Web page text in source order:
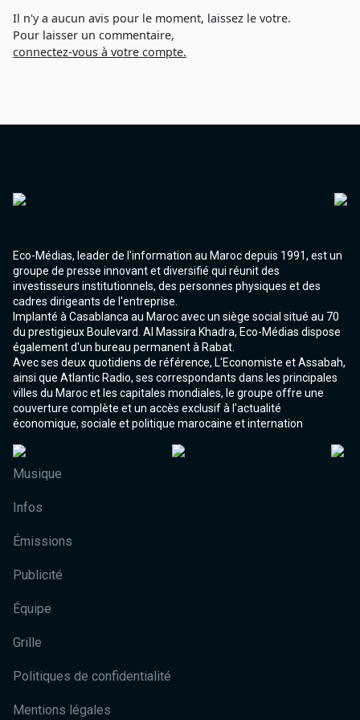
Agadir 99.7 Hz
Tanger 103.3 Hz
Tétouan 87.8 Hz
Chefchaouen 106.4
Taroudant 104.9
Guelmim 91.9
Tan-Tan 95.2
Tafraout 104.9
Il n'y a aucun avis pour le moment, laissez le votre.
Pour laisser un commentaire,
connectez-vous à votre compte.
Eco-Médias, leader de l'information au Maroc depuis 1991, est un
groupe de presse innovant et diversifié qui réunit des
investisseurs institutionnels, des personnes physiques et des
cadres dirigeants de l'entreprise.
Implanté à Casablanca au Maroc avec un siège social situé au 70
du prestigieux Boulevard. Al Massira Khadra, Eco-Médias dispose
également d'un bureau permanent à Rabat.
Avec ses deux quotidiens de référence, L'Economiste et Assabah,
ainsi que Atlantic Radio, ses correspondants dans les principales
villes du Maroc et les capitales mondiales, le groupe offre une
couverture complète et un accès exclusif à l'actualité
économique, sociale et politique marocaine et internation
Musique
Infos
Émissions
Publicité
Équipe
Grille
Politiques de confidentialité
Mentions légales